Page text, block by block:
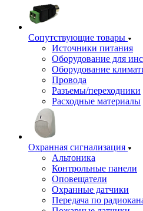
Сопутствующие товары
Источники питания
Оборудование для
Оборудование
Провода
Разъемы/переходники
Расходные материалы
Охранная сигнализация
Альтоника
Контрольные панели
Оповещатели
Охранные датчики
Передача по